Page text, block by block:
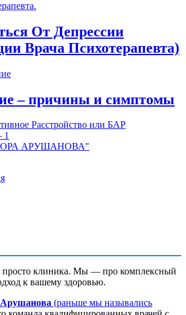
От Депрессии
Врача Психотерапевта)
– причины и симптомы
Расстройство или БАР
1
клиника. Мы — про комплексный
к вашему здоровью.
(раньше мы назывались